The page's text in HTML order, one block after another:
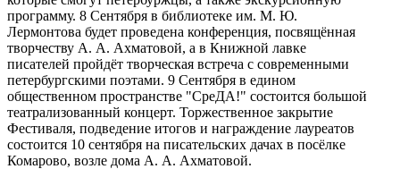
программу. 8 Сентября в библиотеке им. М. Ю.
Лермонтова будет проведена конференция, посвящённая
творчеству А. А. Ахматовой, а в Книжной лавке
писателей пройдёт творческая встреча с современными
петербургскими поэтами. 9 Сентября в едином
общественном пространстве "СреДА!" состоится большой
театрализованный концерт. Торжественное закрытие
Фестиваля, подведение итогов и награждение лауреатов
состоится 10 сентября на писательских дачах в посёлке
Комарово, возле дома А. А. Ахматовой.